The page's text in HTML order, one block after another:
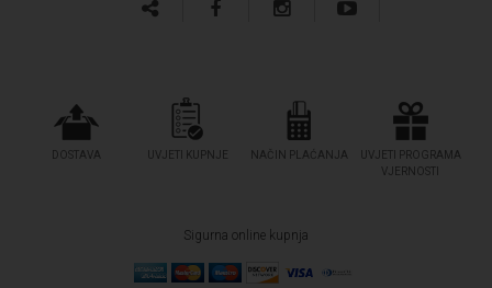
DOSTAVA UVJETI KUPNJE NAČIN PLAĆANJA
UVJETI PROGRAMA
VJERNOSTI
Sigurna online kupnja